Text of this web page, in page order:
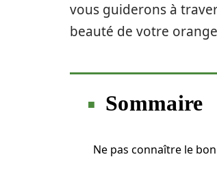
vous guiderons à
beauté de votre
Sommaire
Ne pas connaître le